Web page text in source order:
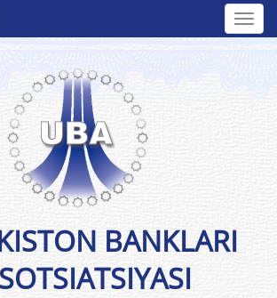
BANKLARI